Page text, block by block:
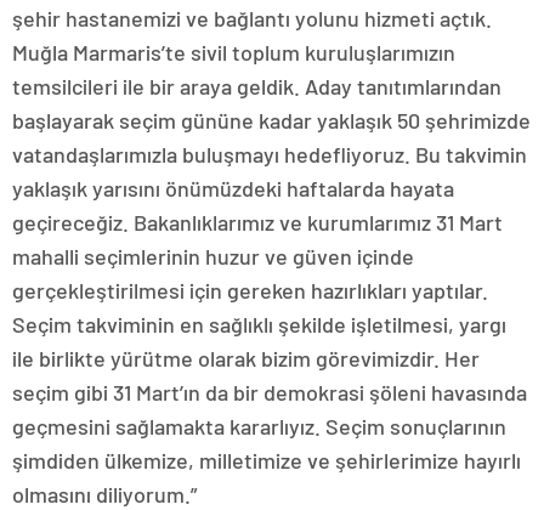
şehir hastanemizi ve bağlantı yolunu hizmeti açtık.
Muğla Marmaris’te sivil toplum kuruluşlarımızın
temsilcileri ile bir araya geldik. Aday tanıtımlarından
başlayarak seçim gününe kadar yaklaşık 50 şehrimizde
vatandaşlarımızla buluşmayı hedefliyoruz. Bu takvimin
yaklaşık yarısını önümüzdeki haftalarda hayata
geçireceğiz. Bakanlıklarımız ve kurumlarımız 31 Mart
mahalli seçimlerinin huzur ve güven içinde
gerçekleştirilmesi için gereken hazırlıkları yaptılar.
Seçim takviminin en sağlıklı şekilde işletilmesi, yargı
ile birlikte yürütme olarak bizim görevimizdir. Her
seçim gibi 31 Mart’ın da bir demokrasi şöleni havasında
geçmesini sağlamakta kararlıyız. Seçim sonuçlarının
şimdiden ülkemize, milletimize ve şehirlerimize hayırlı
olmasını diliyorum.”